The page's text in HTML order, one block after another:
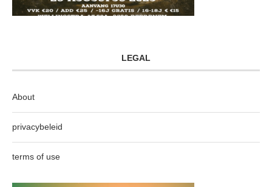
LEGAL
About
privacybeleid
terms of use